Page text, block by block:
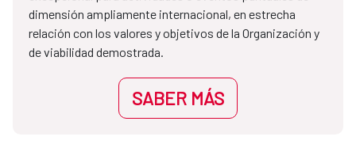
dimensión ampliamente internacional, en estrecha
relación con los valores y objetivos de la Organización y
de viabilidad demostrada.
SABER MÁS